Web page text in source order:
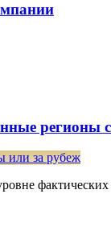
регионы
фактических